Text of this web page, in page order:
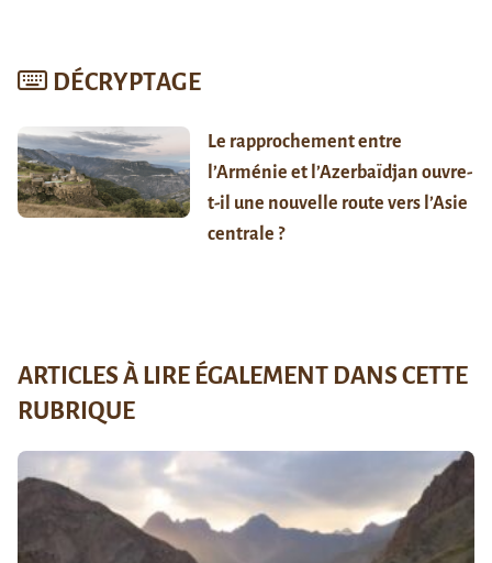
DÉCRYPTAGE
Le rapprochement entre
l’Arménie et l’Azerbaïdjan ouvre-
t-il une nouvelle route vers l’Asie
centrale ?
ARTICLES À LIRE ÉGALEMENT DANS CETTE
RUBRIQUE